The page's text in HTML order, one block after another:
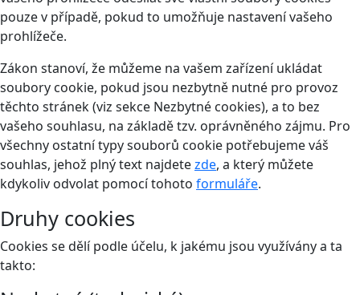
pouze v případě, pokud to umožňuje nastavení vašeho
prohlížeče.
Zákon stanoví, že můžeme na vašem zařízení ukládat
soubory cookie, pokud jsou nezbytně nutné pro provoz
těchto stránek (viz sekce Nezbytné cookies), a to bez
vašeho souhlasu, na základě tzv. oprávněného zájmu. Pro
všechny ostatní typy souborů cookie potřebujeme váš
souhlas, jehož plný text najdetezde, a který můžete
kdykoliv odvolat pomocí tohoto formuláře.
Druhy cookies
Cookies se dělí podle účelu, k jakému jsou využívány a ta
takto: